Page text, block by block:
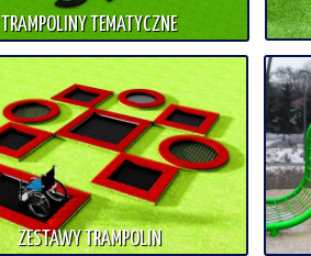
ZESTAWY TRAMPOLIN
TRAMPOLINY TEMATYCZNE